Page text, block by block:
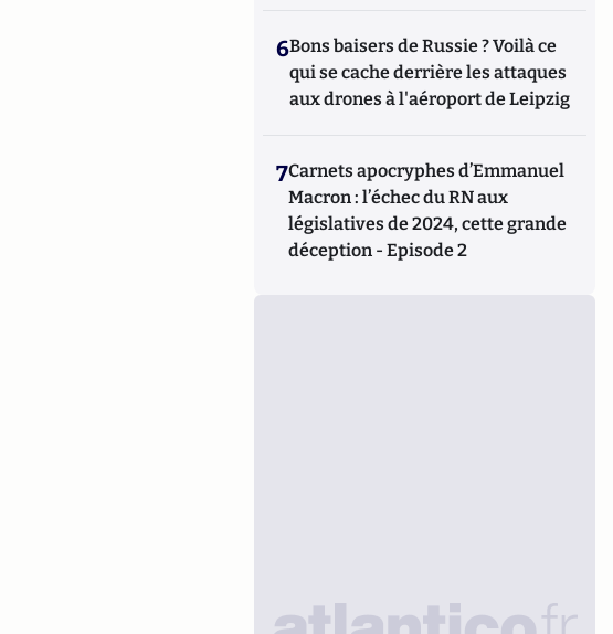
6Bons baisers de Russie ? Voilà ce
qui se cache derrière les attaques
aux drones à l'aéroport de Leipzig
7Carnets apocryphes d’Emmanuel
Macron : l’échec du RN aux
législatives de 2024, cette grande
déception - Episode 2